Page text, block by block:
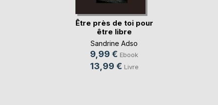
Être près de toi pour
être libre
Sandrine Adso
9,99 € Ebook
13,99 € Livre